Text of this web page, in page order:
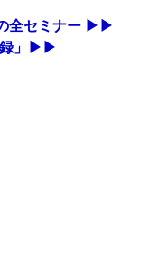
全セミナー ▶▶
録」▶▶